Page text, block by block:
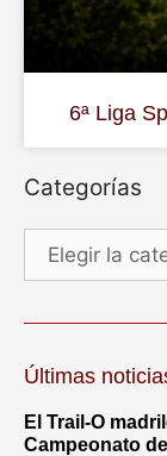
6ª Liga
Categorías
Últimas
El Trail-O
Campeonato